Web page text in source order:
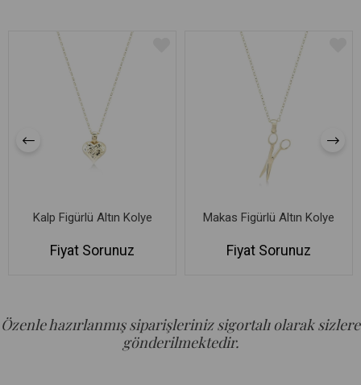
Kalp Figürlü Altın Kolye
Fiyat Sorunuz
Makas Figürlü Altın Kolye
Fiyat Sorunuz
Özenle hazırlanmış siparişleriniz sigortalı olarak sizlere
gönderilmektedir.